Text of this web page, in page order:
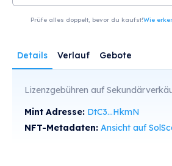
Prüfe alles doppelt, bevor du kaufst!Wie
Details Verlauf Gebote
Lizenzgebühren auf
Mint Adresse: DtC3...HkmN
NFT-Metadaten: Ansicht auf